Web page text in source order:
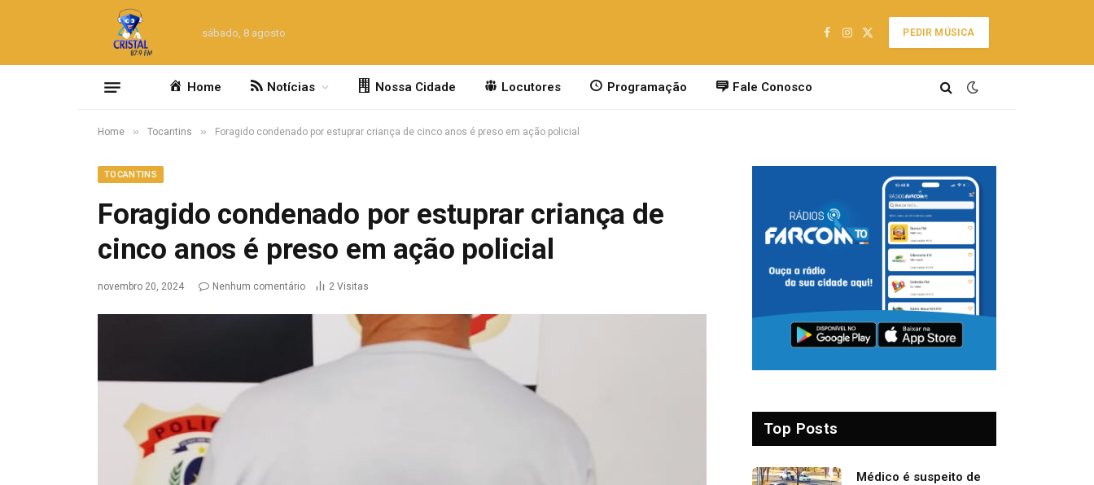
sábado, 8 agosto
Facebook
Instagram
X
PEDIR MÚSICA
Home Notícias Nossa Cidade Locutores Programação Fale Conosco
Home » Tocantins » Foragido condenado por estuprar criança de cinco anos é preso em ação policial
TOCANTINS
Foragido condenado por estuprar criança de
cinco anos é preso em ação policial
novembro 20, 2024 Nenhum comentário 2 Visitas
Top Posts
Médico é suspeito de